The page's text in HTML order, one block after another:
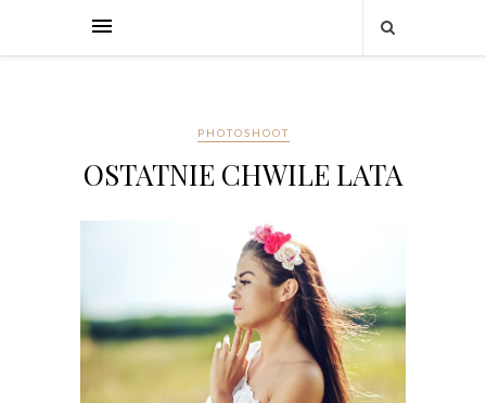
PHOTOSHOOT
OSTATNIE CHWILE LATA